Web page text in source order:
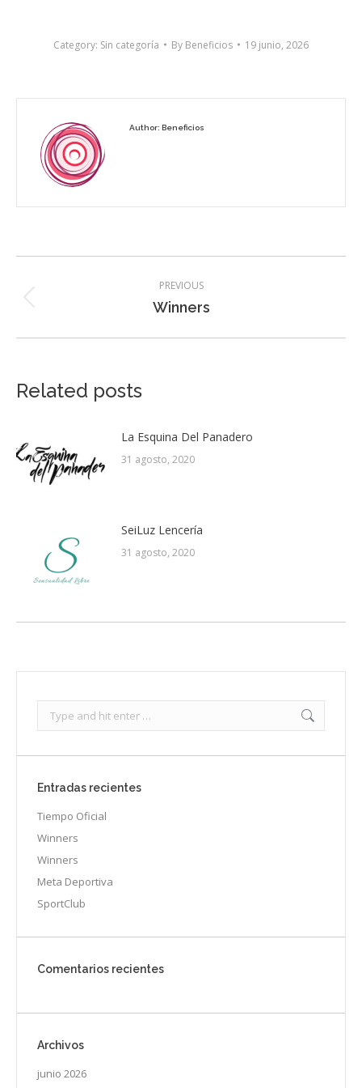
Category: Sin categoría By Beneficios 19 junio, 2026
Author: Beneficios
navigation
PREVIOUS
Previous
Winners
Related posts
La Esquina Del Panadero
31 agosto, 2020
SeiLuz Lencería
31 agosto, 2020
Entradas recientes
Tiempo Oficial
Winners
Winners
Meta Deportiva
SportClub
Comentarios recientes
Archivos
junio 2026